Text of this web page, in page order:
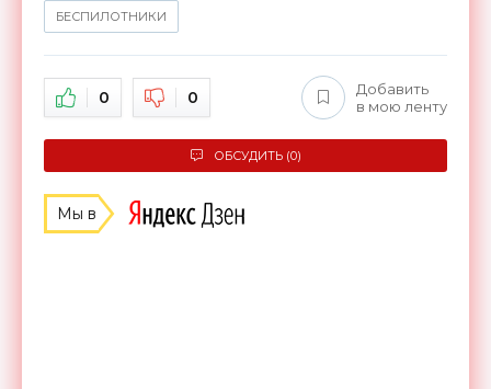
БЕСПИЛОТНИКИ
0 0
Добавить
в мою ленту
ОБСУДИТЬ (0)
Мы в